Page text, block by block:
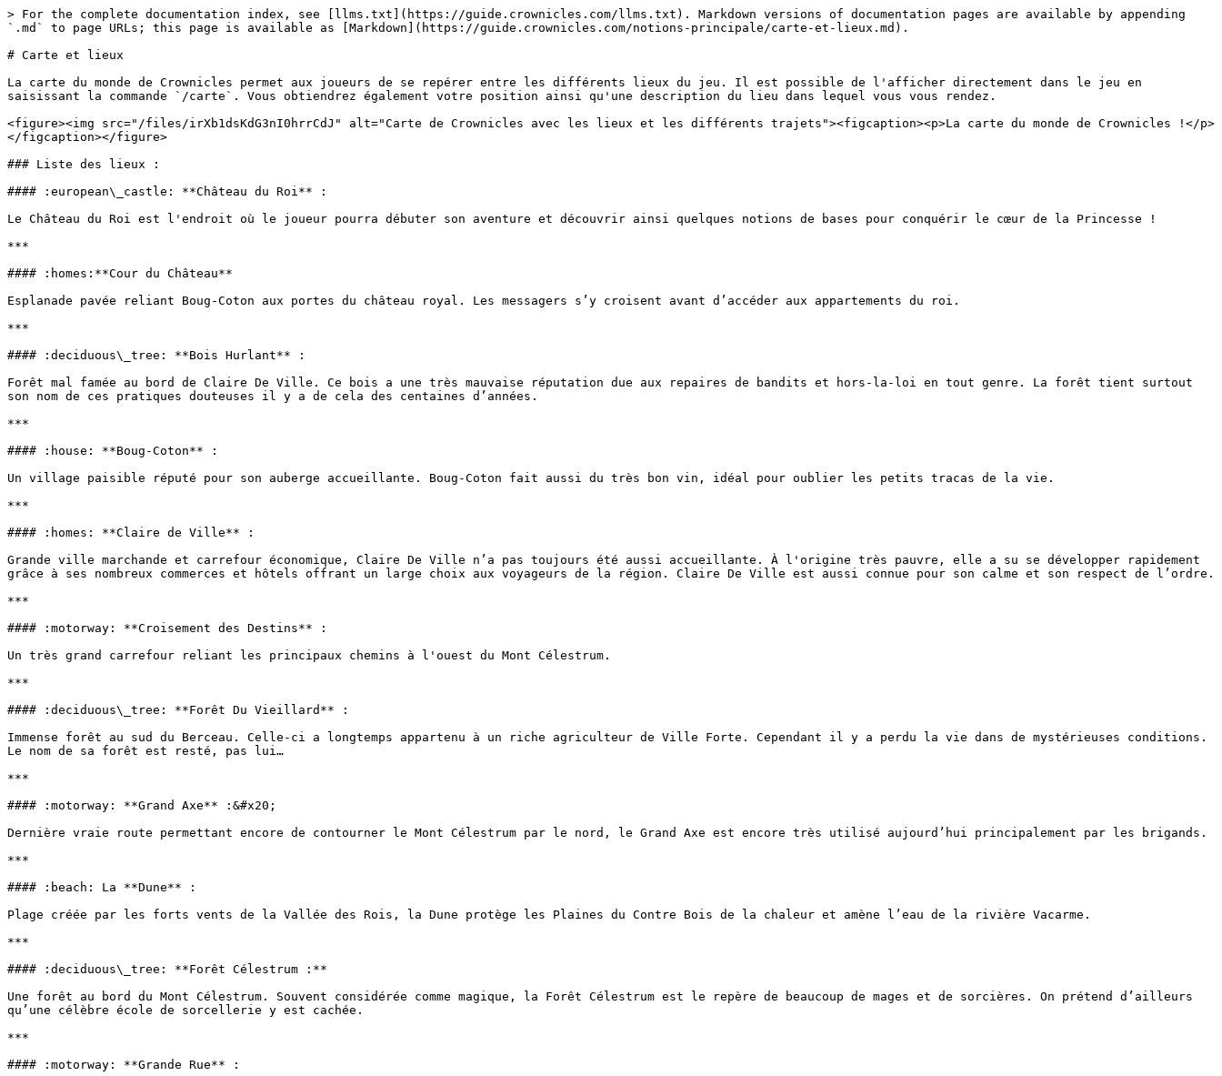
> For the complete documentation index, see [llms.txt](https://guide.crownicles.com/llms.txt). Markdown versions of documentation pages are available by appending
`.md` to page URLs; this page is available as [Markdown](https://guide.crownicles.com/notions-principale/carte-et-lieux.md).
# Carte et lieux
La carte du monde de Crownicles permet aux joueurs de se repérer entre les différents lieux du jeu. Il est possible de l'afficher directement dans le jeu en
saisissant la commande `/carte`. Vous obtiendrez également votre position ainsi qu'une description du lieu dans lequel vous vous rendez.
<figure><img src="/files/irXb1dsKdG3nI0hrrCdJ" alt="Carte de Crownicles avec les lieux et les différents trajets"><figcaption><p>La carte du monde de Crownicles !</p>
</figcaption></figure>
### Liste des lieux :
#### :european\_castle: **Château du Roi** :
Le Château du Roi est l'endroit où le joueur pourra débuter son aventure et découvrir ainsi quelques notions de bases pour conquérir le cœur de la Princesse !
***
#### :homes:**Cour du Château**
Esplanade pavée reliant Boug-Coton aux portes du château royal. Les messagers s’y croisent avant d’accéder aux appartements du roi.
***
#### :deciduous\_tree: **Bois Hurlant** :
Forêt mal famée au bord de Claire De Ville. Ce bois a une très mauvaise réputation due aux repaires de bandits et hors-la-loi en tout genre. La forêt tient surtout
son nom de ces pratiques douteuses il y a de cela des centaines d’années.
***
#### :house: **Boug-Coton** :
Un village paisible réputé pour son auberge accueillante. Boug-Coton fait aussi du très bon vin, idéal pour oublier les petits tracas de la vie.
***
#### :homes: **Claire de Ville** :
Grande ville marchande et carrefour économique, Claire De Ville n’a pas toujours été aussi accueillante. À l'origine très pauvre, elle a su se développer rapidement
grâce à ses nombreux commerces et hôtels offrant un large choix aux voyageurs de la région. Claire De Ville est aussi connue pour son calme et son respect de l’ordre.
***
#### :motorway: **Croisement des Destins** :
Un très grand carrefour reliant les principaux chemins à l'ouest du Mont Célestrum.
***
#### :deciduous\_tree: **Forêt Du Vieillard** :
Immense forêt au sud du Berceau. Celle-ci a longtemps appartenu à un riche agriculteur de Ville Forte. Cependant il y a perdu la vie dans de mystérieuses conditions.
Le nom de sa forêt est resté, pas lui…
***
#### :motorway: **Grand Axe** :&#x20;
Dernière vraie route permettant encore de contourner le Mont Célestrum par le nord, le Grand Axe est encore très utilisé aujourd’hui principalement par les brigands.
***
#### :beach: La **Dune** :
Plage créée par les forts vents de la Vallée des Rois, la Dune protège les Plaines du Contre Bois de la chaleur et amène l’eau de la rivière Vacarme.
***
#### :deciduous\_tree: **Forêt Célestrum :**
Une forêt au bord du Mont Célestrum. Souvent considérée comme magique, la Forêt Célestrum est le repère de beaucoup de mages et de sorcières. On prétend d’ailleurs
qu’une célèbre école de sorcellerie y est cachée.
***
#### :motorway: **Grande Rue** :